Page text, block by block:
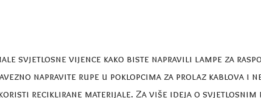
svjetlosne vijence kako biste napravili lampe za
napravite rupe u poklopcima za prolaz kablova i
reciklirane materijale. Za više ideja o svjetlosnim